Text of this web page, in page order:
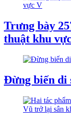
Trưng bày
thuật khu
Đừng biến di